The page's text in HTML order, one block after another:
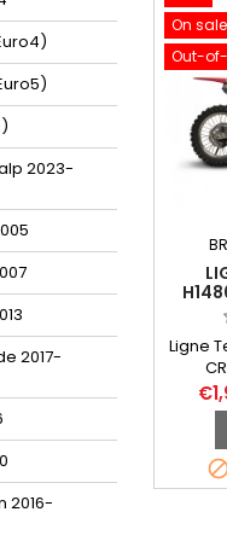
2023-
2017-
2016-
On
Out-
Ligne
2020
1
de
avec